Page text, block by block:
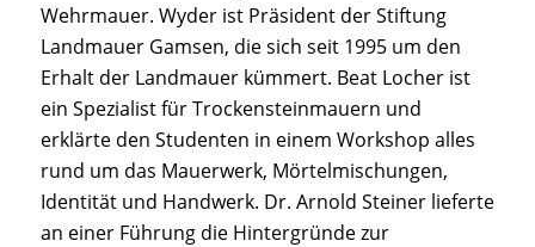
Wehrmauer. Wyder ist Präsident der Stiftung
Landmauer Gamsen, die sich seit 1995 um den
Erhalt der Landmauer kümmert. Beat Locher ist
ein Spezialist für Trockensteinmauern und
erklärte den Studenten in einem Workshop alles
rund um das Mauerwerk, Mörtelmischungen,
Identität und Handwerk. Dr. Arnold Steiner lieferte
an einer Führung die Hintergründe zur